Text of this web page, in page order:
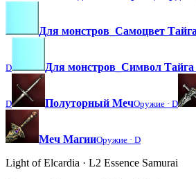
Для монстров_Самоцвет
D Для монстров_Символ Тайга
D Полуторный МечОружие · D
Меч МагииОружие · D
Light of Elcardia · L2 Essence Samurai